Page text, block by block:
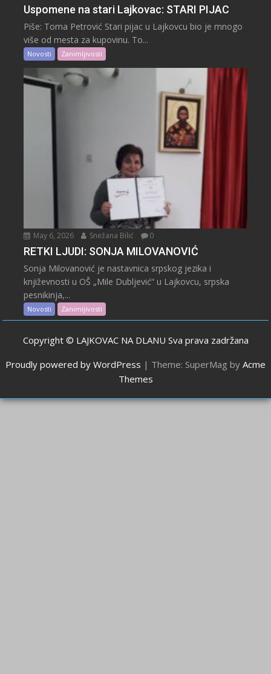
Uspomene na stari Lajkovac: STARI PIJAC
Piše: Toma Petrović Stari pijac u Lajkovcu bio je mnogo
više od mesta za kupovinu. To...
Novosti Zanimljivosti
May 6, 2026 Snežana Bilić 0
RETKI LJUDI: SONJA MILOVANOVIĆ
Sonja Milovanović je nastavnica srpskog jezika i
književnosti u OŠ „Mile Dubljević“ u Lajkovcu, srpska
pesnikinja,...
Novosti Zanimljivosti
Copyright © LAJKOVAC NA DLANU Sva prava zadržana
Proudly powered by WordPress | Theme: SuperMag by Acme
Themes